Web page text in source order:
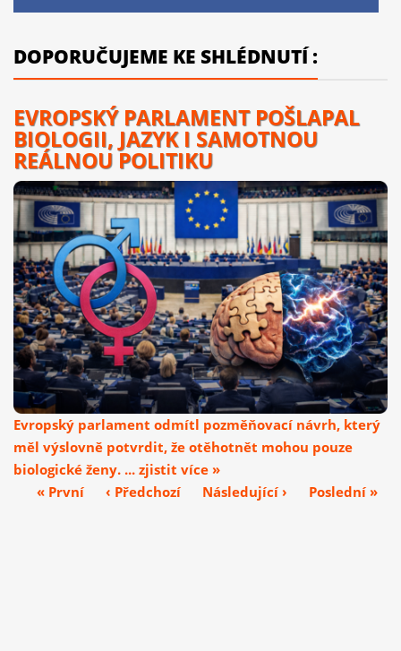
DOPORUČUJEME KE SHLÉDNUTÍ :
EVROPSKÝ PARLAMENT POŠLAPAL
BIOLOGII, JAZYK I SAMOTNOU
REÁLNOU POLITIKU
Evropský parlament odmítl pozměňovací návrh, který
měl výslovně potvrdit, že otěhotnět mohou pouze
biologické ženy. ... zjistit více »
« První
‹ Předchozí Následující › Poslední »